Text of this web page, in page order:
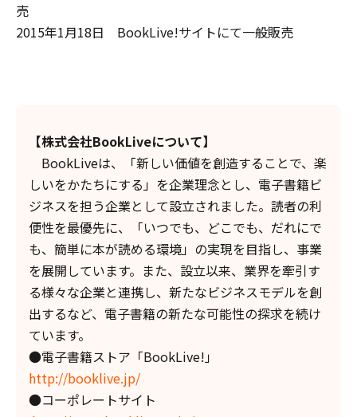
売
2015年1月18日 BookLive!サイトにて一般販売
【株式会社BookLiveについて】
BookLiveは、「新しい価値を創造することで、楽
しいをかたちにする」を企業理念とし、電子書籍ビ
ジネスを担う企業として設立されました。読者の利
便性を最優先に、「いつでも、どこでも、だれにで
も、簡単に本が読める環境」の実現を目指し、事業
を展開しています。また、設立以来、業界を牽引す
る様々な企業と連携し、新たなビジネスモデルを創
出するなど、電子書籍の新たな可能性の探求を続け
ています。
●電子書籍ストア「BookLive!」
http://booklive.jp/
●コーポレートサイト